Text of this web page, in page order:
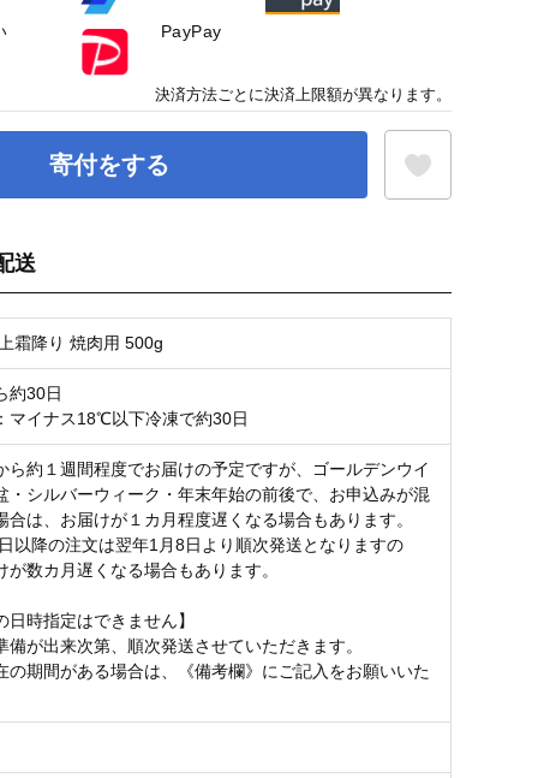
寄付をする
送
霜降り 焼肉用 500g
約30日
マイナス18℃以下冷凍で約30日
ら約１週間程度でお届けの予定ですが、ゴールデンウイ
・シルバーウィーク・年末年始の前後で、お申込みが混
合は、お届けが１カ月程度遅くなる場合もあります。
以降の注文は翌年1月8日より順次発送となりますの
が数カ月遅くなる場合もあります。
日時指定はできません】
備が出来次第、順次発送させていただきます。
期間がある場合は、《備考欄》にご記入をお願いいた
PayPay
決済方法ごとに決済上限額が異なります。